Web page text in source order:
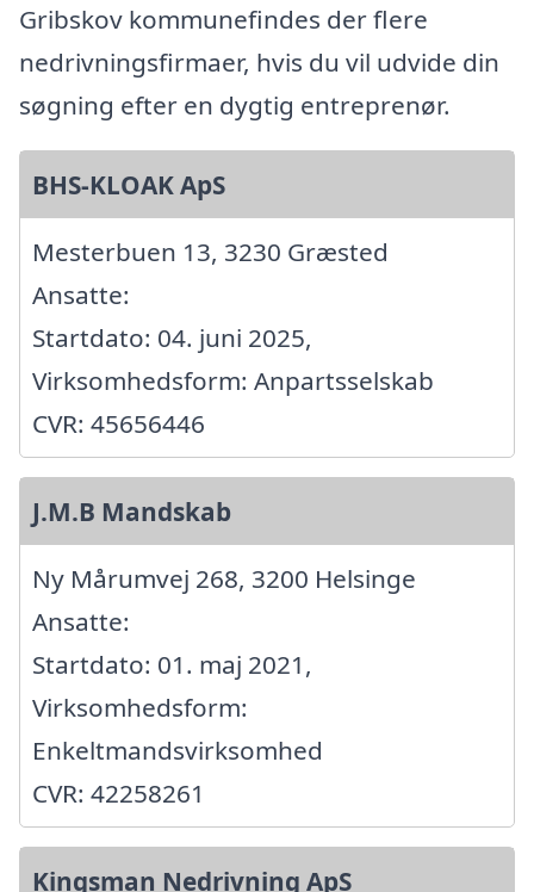
Gribskov kommunefindes der flere
nedrivningsfirmaer, hvis du vil udvide din
søgning efter en dygtig entreprenør.
BHS-KLOAK ApS
Mesterbuen 13, 3230 Græsted
Ansatte:
Startdato: 04. juni 2025,
Virksomhedsform: Anpartsselskab
CVR: 45656446
J.M.B Mandskab
Ny Mårumvej 268, 3200 Helsinge
Ansatte:
Startdato: 01. maj 2021,
Virksomhedsform:
Enkeltmandsvirksomhed
CVR: 42258261
Kingsman Nedrivning ApS